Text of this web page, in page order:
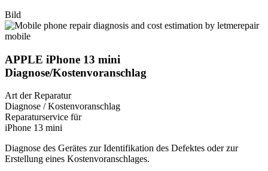
Bild
APPLE iPhone 13 mini
Diagnose/Kostenvoranschlag
Art der Reparatur
Diagnose / Kostenvoranschlag
Reparaturservice für
iPhone 13 mini
Diagnose des Gerätes zur Identifikation des Defektes oder zur
Erstellung eines Kostenvoranschlages.